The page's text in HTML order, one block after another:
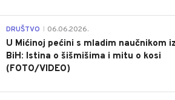
DRUŠTVO 06.06.2026.
U Mićinoj pećini s mladim naučnikom iz
BiH: Istina o šišmišima i mitu o kosi
(FOTO/VIDEO)